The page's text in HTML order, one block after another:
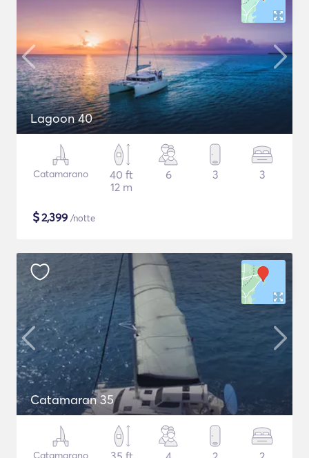
Lagoon 40
Catamarano
40 ft
12 m
6 3 3
$2,399 /notte
Catamaran 35
Catamarano